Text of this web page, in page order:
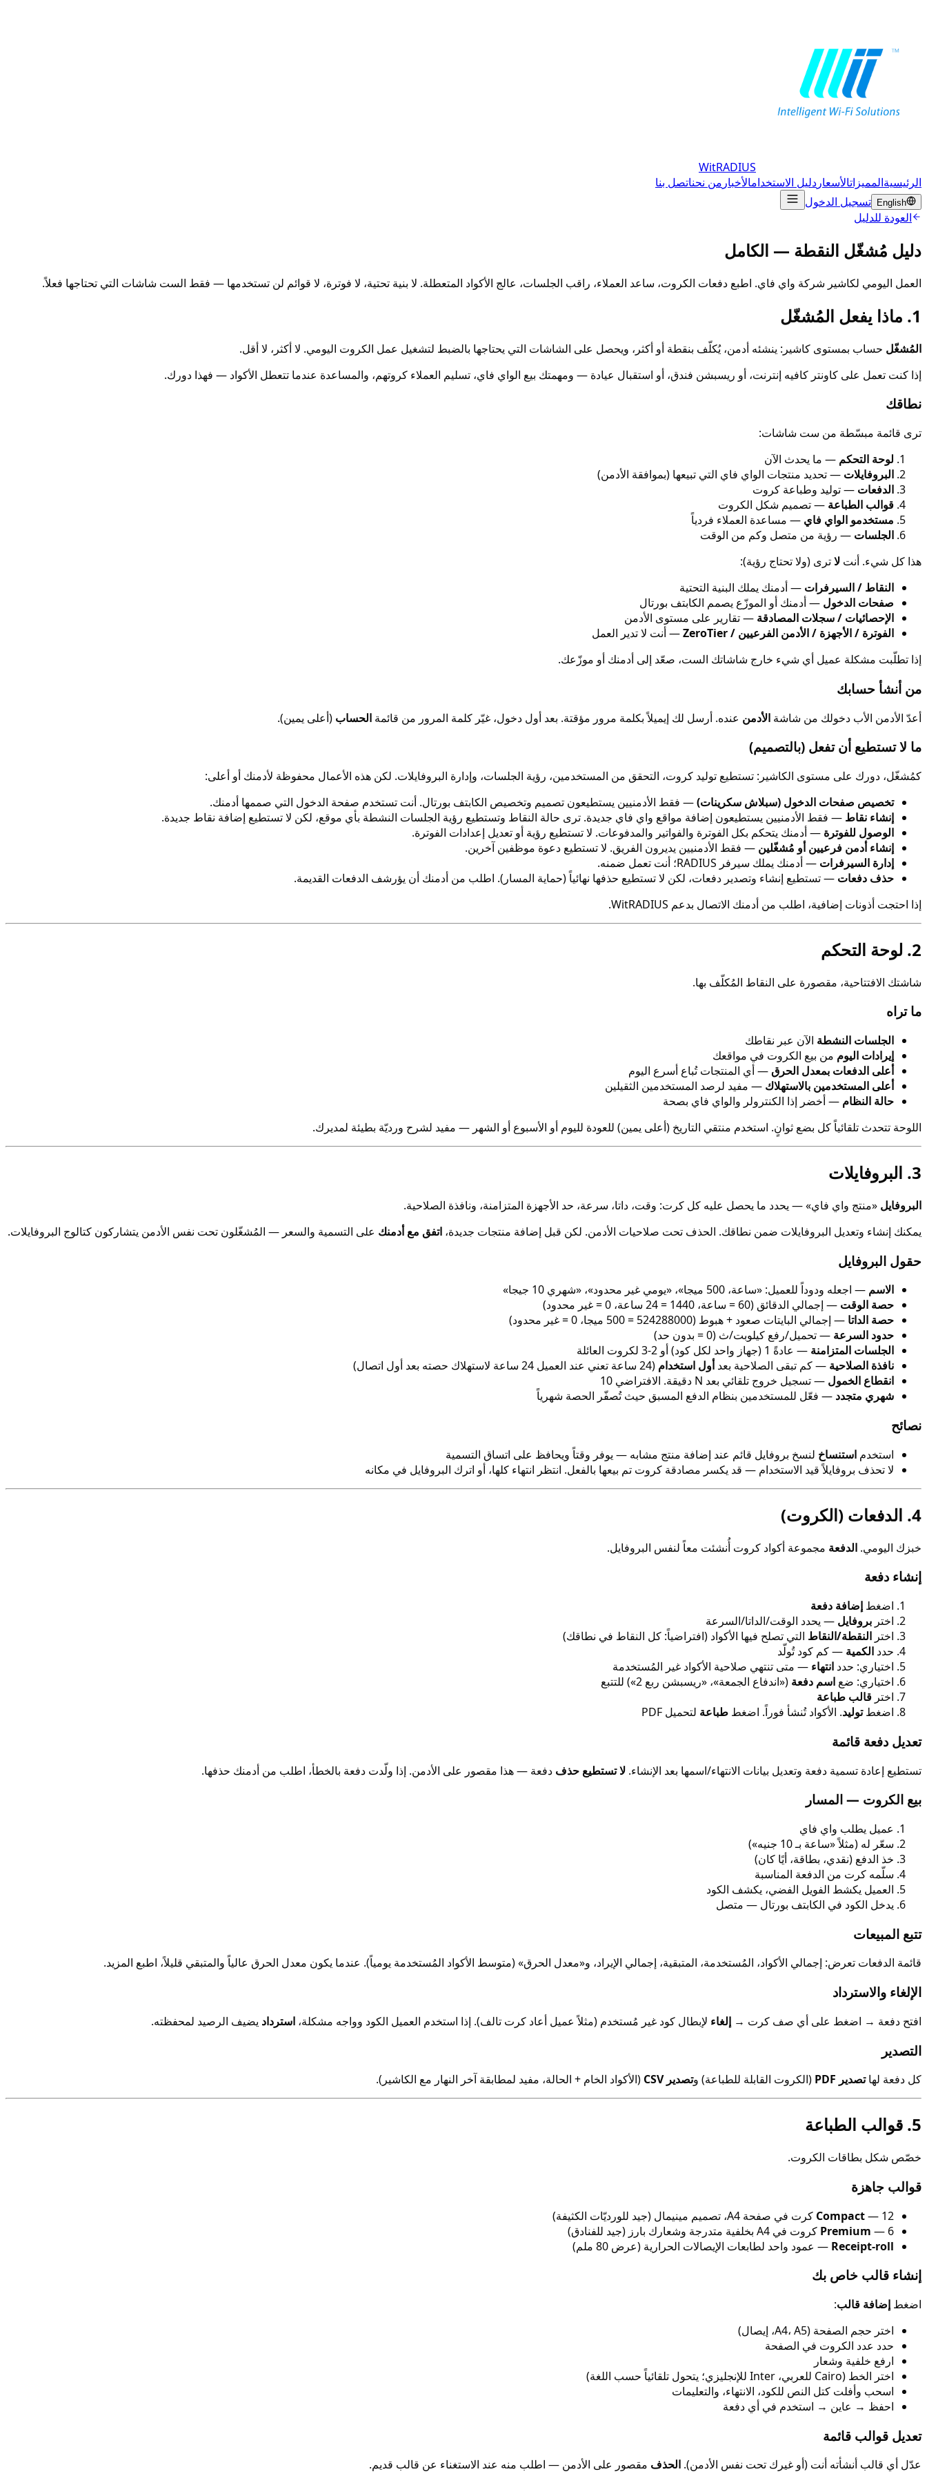
WitRADIUS
الرئيسيةالمميزاتالأسعار دليل الاستخدامالأخبار من نحناتصل بنا
English
تسجيل الدخول
العودة للدليل
دليل مُشغّل النقطة — الكامل
العمل اليومي لكاشير شركة واي فاي. اطبع دفعات الكروت، ساعد العملاء، راقب الجلسات، عالج الأكواد المتعطلة. لا بنية تحتية، لا فوترة، لا قوائم لن تستخدمها — فقط الست شاشات التي تحتاجها فعلاً.
1. ماذا يفعل المُشغّل
المُشغّل حساب بمستوى كاشير: ينشئه أدمن، يُكلّف بنقطة أو أكثر، ويحصل على الشاشات التي يحتاجها بالضبط لتشغيل عمل الكروت اليومي. لا أكثر، لا أقل.
إذا كنت تعمل على كاونتر كافيه إنترنت، أو ريسبشن فندق، أو استقبال عيادة — ومهمتك بيع الواي فاي، تسليم العملاء كروتهم، والمساعدة عندما تتعطل الأكواد — فهذا دورك.
نطاقك
ترى قائمة مبسّطة من ست شاشات:
لوحة التحكم — ما يحدث الآن
البروفايلات — تحديد منتجات الواي فاي التي تبيعها (بموافقة الأدمن)
الدفعات — توليد وطباعة كروت
قوالب الطباعة — تصميم شكل الكروت
مستخدمو الواي فاي — مساعدة العملاء فردياً
الجلسات — رؤية من متصل وكم من الوقت
هذا كل شيء. أنت لاترى (ولا تحتاج رؤية):
النقاط / السيرفرات — أدمنك يملك البنية التحتية
صفحات الدخول — أدمنك أو الموزّع يصمم الكابتف بورتال
الإحصائيات / سجلات المصادقة — تقارير على مستوى الأدمن
الفوترة / الأجهزة / الأدمن الفرعيين / ZeroTier
— أنت لا تدير العمل
إذا تطلّبت مشكلة عميل أي شيء خارج شاشاتك الست، صعّد إلى أدمنك أو موزّعك.
من أنشأ حسابك
أعدّ الأدمن الأب دخولك من شاشة الأدمن عنده. أرسل لك إيميلاً بكلمة مرور مؤقتة. بعد أول دخول، غيّر كلمة المرور من قائمة الحساب (أعلى يمين).
ما لا تستطيع أن تفعل (بالتصميم)
كمُشغّل، دورك على مستوى الكاشير: تستطيع توليد كروت، التحقق من المستخدمين، رؤية الجلسات، وإدارة البروفايلات. لكن هذه الأعمال محفوظة لأدمنك أو أعلى:
تخصيص صفحات الدخول (سبلاش سكرينات)— فقط الأدمنيين يستطيعون تصميم وتخصيص الكابتف بورتال. أنت تستخدم صفحة الدخول التي صممها أدمنك.
إنشاء نقاط — فقط الأدمنيين يستطيعون إضافة مواقع واي فاي جديدة. ترى حالة النقاط وتستطيع رؤية الجلسات النشطة بأي موقع، لكن لا تستطيع إضافة نقاط جديدة.
الوصول للفوترة — أدمنك يتحكم بكل الفوترة والفواتير والمدفوعات. لا تستطيع رؤية أو تعديل إعدادات الفوترة.
إنشاء أدمن فرعيين أو مُشغّلين — فقط الأدمنيين يديرون الفريق. لا تستطيع دعوة موظفين آخرين.
إدارة السيرفرات — أدمنك يملك سيرفر RADIUS؛ أنت تعمل ضمنه.
حذف دفعات — تستطيع إنشاء وتصدير دفعات، لكن لا تستطيع حذفها نهائياً (حماية المسار). اطلب من أدمنك أن يؤرشف الدفعات القديمة.
إذا احتجت أذونات إضافية، اطلب من أدمنك الاتصال بدعم WitRADIUS.
2. لوحة التحكم
شاشتك الافتتاحية، مقصورة على النقاط المُكلّف بها.
ما تراه
الجلسات النشطة الآن عبر نقاطك
إيرادات اليوم من بيع الكروت في مواقعك
أعلى الدفعات بمعدل الحرق— أي المنتجات تُباع أسرع اليوم
أعلى المستخدمين بالاستهلاك — مفيد لرصد المستخدمين الثقيلين
حالة النظام — أخضر إذا الكنترولر والواي فاي بصحة
اللوحة تتحدث تلقائياً كل بضع ثوانٍ. استخدم منتقي التاريخ (أعلى يمين) للعودة لليوم أو الأسبوع أو الشهر — مفيد لشرح ورديّة بطيئة لمديرك.
3. البروفايلات
البروفايل «منتج واي فاي» — يحدد ما يحصل عليه كل كرت: وقت، داتا، سرعة، حد الأجهزة المتزامنة، ونافذة الصلاحية.
يمكنك إنشاء وتعديل البروفايلات ضمن نطاقك. الحذف تحت صلاحيات الأدمن. لكن قبل إضافة منتجات جديدة، اتفق مع أدمنك على التسمية والسعر — المُشغّلون تحت نفس الأدمن يتشاركون كتالوج البروفايلات.
حقول البروفايل
الاسم — اجعله ودوداً للعميل: «ساعة، 500 ميجا»، «يومي غير محدود»، «شهري 10 جيجا»
حصة الوقت — إجمالي الدقائق (60 = ساعة، 1440 = 24 ساعة، 0 = غير محدود)
حصة الداتا — إجمالي البايتات صعود + هبوط (524288000 = 500 ميجا، 0 = غير محدود)
حدود السرعة — تحميل/رفع كيلوبت/ث (0 = بدون حد)
الجلسات المتزامنة — عادةً 1 (جهاز واحد لكل كود) أو 2-3 لكروت العائلة
نافذة الصلاحية — كم تبقى الصلاحية بعدأول استخدام (24 ساعة تعني عند العميل 24 ساعة لاستهلاك حصته بعد أول اتصال)
انقطاع الخمول — تسجيل خروج تلقائي بعد N دقيقة. الافتراضي 10
شهري متجدد — فعّل للمستخدمين بنظام الدفع المسبق حيث تُصفّر الحصة شهرياً
نصائح
استخدم استنساخ لنسخ بروفايل قائم عند إضافة منتج مشابه — يوفر وقتاً ويحافظ على اتساق التسمية
لا تحذف بروفايلاً قيد الاستخدام — قد يكسر مصادقة كروت تم بيعها بالفعل. انتظر انتهاء كلها، أو اترك البروفايل في مكانه
4. الدفعات (الكروت)
خبزك اليومي. الدفعة مجموعة أكواد كروت أُنشئت معاً لنفس البروفايل.
إنشاء دفعة
اضغط إضافة دفعة
اختر بروفايل — يحدد الوقت/الداتا/السرعة
اختر النقطة/النقاط التي تصلح فيها الأكواد (افتراضياً: كل النقاط في نطاقك)
حدد الكمية — كم كود تُولّد
اختياري: حدد انتهاء — متى تنتهي صلاحية الأكواد غير المُستخدمة
اختياري: ضع اسم دفعة («اندفاع الجمعة»، «ريسبشن ربع 2») للتتبع
اختر قالب طباعة
اضغطتوليد. الأكواد تُنشأ فوراً. اضغط طباعة لتحميل PDF
تعديل دفعة قائمة
تستطيع إعادة تسمية دفعة وتعديل بيانات الانتهاء/اسمها بعد الإنشاء. لا تستطيع حذف دفعة — هذا مقصور على الأدمن. إذا ولّدت دفعة بالخطأ، اطلب من أدمنك حذفها.
بيع الكروت — المسار
عميل يطلب واي فاي
سعّر له (مثلاً «ساعة بـ 10 جنيه»)
خذ الدفع (نقدي، بطاقة، أيًا كان)
سلّمه كرت من الدفعة المناسبة
العميل يكشط الفويل الفضي، يكشف الكود
يدخل الكود في الكابتف بورتال — متصل
تتبع المبيعات
قائمة الدفعات تعرض: إجمالي الأكواد، المُستخدمة، المتبقية، إجمالي الإيراد، و«معدل الحرق» (متوسط الأكواد المُستخدمة يومياً). عندما يكون معدل الحرق عالياً والمتبقي قليلاً، اطبع المزيد.
الإلغاء والاسترداد
افتح دفعة → اضغط على أي صف كرت → إلغاء لإبطال كود غير مُستخدم (مثلاً عميل أعاد كرت تالف). إذا استخدم العميل الكود وواجه مشكلة، استرداد يضيف الرصيد لمحفظته.
التصدير
كل دفعة لهاتصدير PDF (الكروت القابلة للطباعة) وتصدير CSV (الأكواد الخام + الحالة، مفيد لمطابقة آخر النهار مع الكاشير).
5. قوالب الطباعة
خصّص شكل بطاقات الكروت.
قوالب جاهزة
Compact— 12 كرت في صفحة A4، تصميم مينيمال (جيد للورديّات الكثيفة)
Premium — 6 كروت في A4 بخلفية متدرجة وشعارك بارز (جيد للفنادق)
Receipt-roll — عمود واحد لطابعات الإيصالات الحرارية (عرض 80 ملم)
إنشاء قالب خاص بك
اضغط إضافة قالب:
اختر حجم الصفحة (A4، A5، إيصال)
حدد عدد الكروت في الصفحة
ارفع خلفية وشعار
اختر الخط (Cairo للعربي، Inter للإنجليزي؛ يتحول تلقائياً حسب اللغة)
اسحب وأفلت كتل النص للكود، الانتهاء، والتعليمات
احفظ → عاين → استخدم في أي دفعة
تعديل قوالب قائمة
عدّل أي قالب أنشأته أنت (أو غيرك تحت نفس الأدمن). الحذف مقصور على الأدمن — اطلب منه عند الاستغناء عن قالب قديم.